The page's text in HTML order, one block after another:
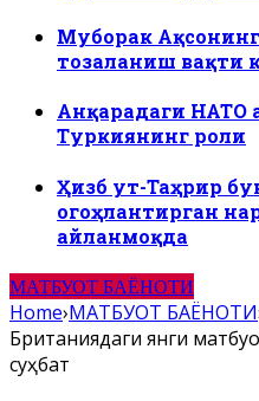
Муборак
тозаланиш вақти
Анқарадаги НАТО
Туркиянинг роли
Ҳизб ут-Таҳрир
огоҳлантирган
айланмоқда
МАТБУОТ БАЁНОТИ
Home›МАТБУОТ БАЁНОТИ
Британиядаги янги
суҳбат